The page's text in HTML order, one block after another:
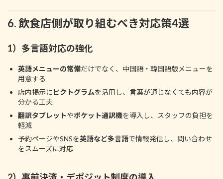
6. 飲食店側が取り組むべき対応策4選
1）多言語対応の強化
英語メニューの常備だけでなく、中国語・韓国語版メニューを
用意する
店内掲示にピクトグラムを活用し、言葉が通じなくても内容が
分かる工夫
翻訳タブレットやポケット通訳機を導入し、スタッフの負担を
軽減
予約ページやSNSを英語など多言語で情報発信し、問い合わせ
をスムーズに対応